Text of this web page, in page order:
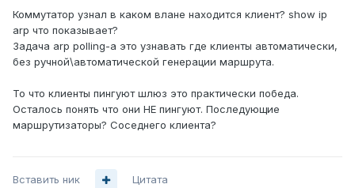
Коммутатор узнал в каком влане находится клиент? show ip
arp что показывает?
Задача arp polling-а это узнавать где клиенты автоматически,
без ручной\автоматической генерации маршрута.
То что клиенты пингуют шлюз это практически победа.
Осталось понять что они НЕ пингуют. Последующие
маршрутизаторы? Соседнего клиента?
Вставить ник Цитата